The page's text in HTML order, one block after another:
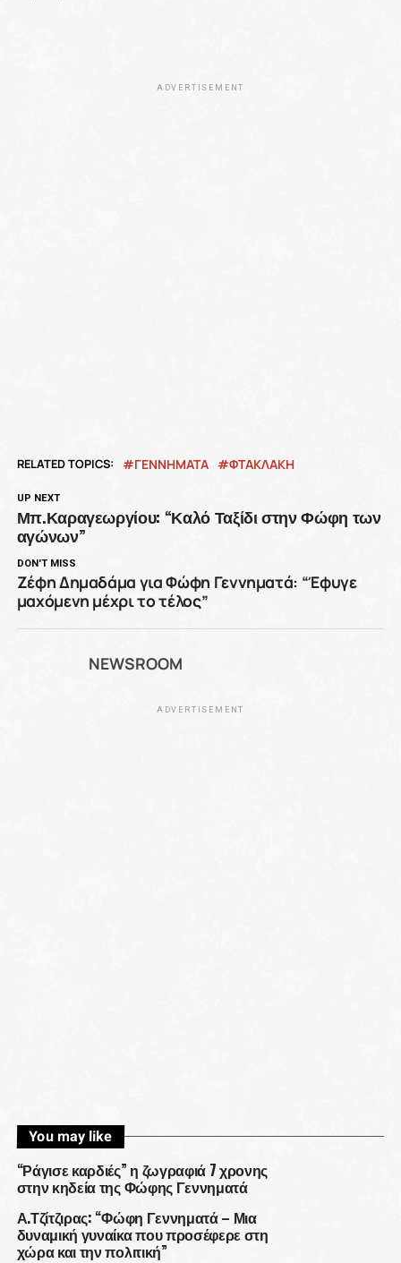
ADVERTISEMENT
RELATED TOPICS: ΓΕΝΝΗΜΑΤΑ ΦΤΑΚΛΑΚΗ
UP NEXT
Μπ.Καραγεωργίου: “Καλό Ταξίδι στην Φώφη των
αγώνων”
DON'T MISS
Ζέφη Δημαδάμα για Φώφη Γεννηματά: “Έφυγε
μαχόμενη μέχρι το τέλος”
NEWSROOM
ADVERTISEMENT
You may like
“Ράγισε καρδιές” η ζωγραφιά 7 χρονης
στην κηδεία της Φώφης Γεννηματά
Α.Τζίτζιρας: “Φώφη Γεννηματά – Μια
δυναμική γυναίκα που προσέφερε στη
χώρα και την πολιτική”